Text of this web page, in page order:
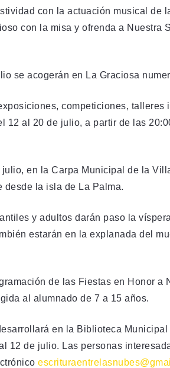
con la actuación musical de
con la misa y ofrenda a Nuestra
se acogerán en La Graciosa
competiciones,
12 al 20 de julio, a partir de las
en la Carpa Municipal de la
desde la isla de La Palma.
y adultos darán paso la
estarán en la explanada del
de las Fiestas en Honor
al alumnado de 7 a 15 años.
en la Biblioteca
12 de julio. Las personas